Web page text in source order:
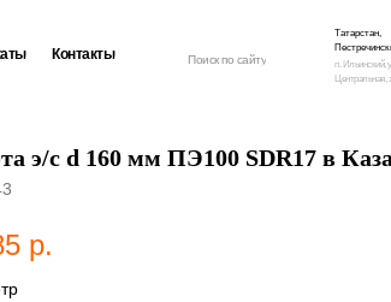
Поиск по сайту
Контакты
п. Ильинский,
Центральная,
Татарстан,
э/с d 160 мм ПЭ100 SDR17 в
р.